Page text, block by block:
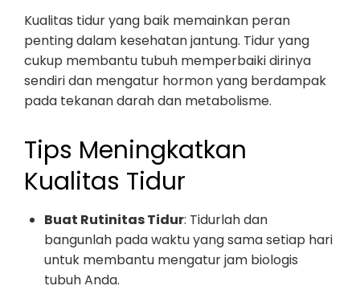
Kualitas tidur yang baik memainkan peran
penting dalam kesehatan jantung. Tidur yang
cukup membantu tubuh memperbaiki dirinya
sendiri dan mengatur hormon yang berdampak
pada tekanan darah dan metabolisme.
Tips Meningkatkan
Kualitas Tidur
Buat Rutinitas Tidur: Tidurlah dan
bangunlah pada waktu yang sama setiap hari
untuk membantu mengatur jam biologis
tubuh Anda.